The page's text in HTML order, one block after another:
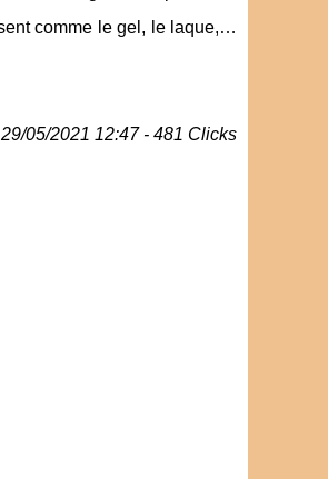
comme le gel, le laque,…
29/05/2021 12:47 - 481 Clicks